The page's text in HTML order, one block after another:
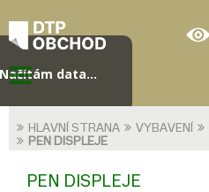
HLAVNÍ STRANA VYBAVENÍ
PEN DISPLEJE
PEN DISPLEJE
Načítám data...